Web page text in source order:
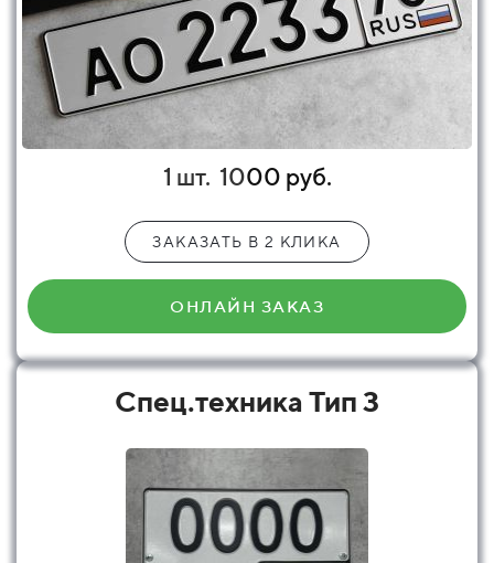
1 шт. 1000 руб.
ЗАКАЗАТЬ В 2 КЛИКА
ОНЛАЙН ЗАКАЗ
Спец.техника Тип 3